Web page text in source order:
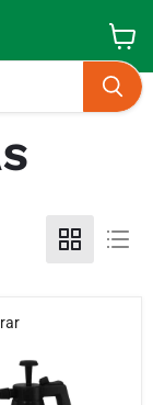
Ver
carrito